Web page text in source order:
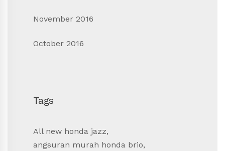
November 2016
October 2016
Tags
All new honda jazz,
angsuran murah honda brio,